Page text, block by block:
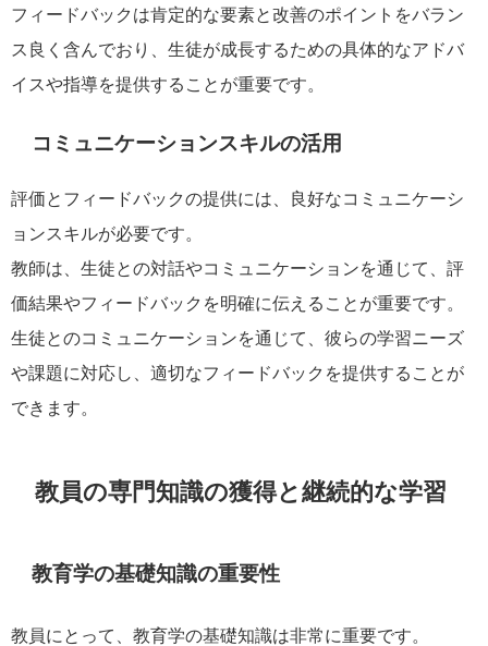
フィードバックは肯定的な要素と改善のポイントをバラン
ス良く含んでおり、生徒が成長するための具体的なアドバ
イスや指導を提供することが重要です。
コミュニケーションスキルの活用
評価とフィードバックの提供には、良好なコミュニケーシ
ョンスキルが必要です。
教師は、生徒との対話やコミュニケーションを通じて、評
価結果やフィードバックを明確に伝えることが重要です。
生徒とのコミュニケーションを通じて、彼らの学習ニーズ
や課題に対応し、適切なフィードバックを提供することが
できます。
教員の専門知識の獲得と継続的な学習
教育学の基礎知識の重要性
教員にとって、教育学の基礎知識は非常に重要です。